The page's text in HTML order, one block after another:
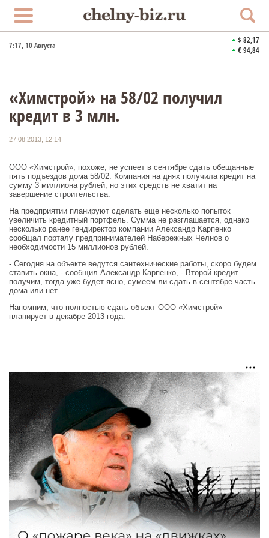
7:17, 10 Августа
$ 82,17
€ 94,84
«Химстрой» на 58/02 получил
кредит в 3 млн.
27.08.2013, 12:14
ООО «Химстрой», похоже, не успеет в сентябре сдать обещанные
пять подъездов дома 58/02. Компания на днях получила кредит на
сумму 3 миллиона рублей, но этих средств не хватит на
завершение строительства.
На предприятии планируют сделать еще несколько попыток
увеличить кредитный портфель. Сумма не разглашается, однако
несколько ранее гендиректор компании Александр Карпенко
сообщал порталу предпринимателей Набережных Челнов о
необходимости 15 миллионов рублей.
- Сегодня на объекте ведутся сантехнические работы, скоро будем
ставить окна, - сообщил Александр Карпенко, - Второй кредит
получим, тогда уже будет ясно, сумеем ли сдать в сентябре часть
дома или нет.
Напомним, что полностью сдать объект ООО «Химстрой»
планирует в декабре 2013 года.